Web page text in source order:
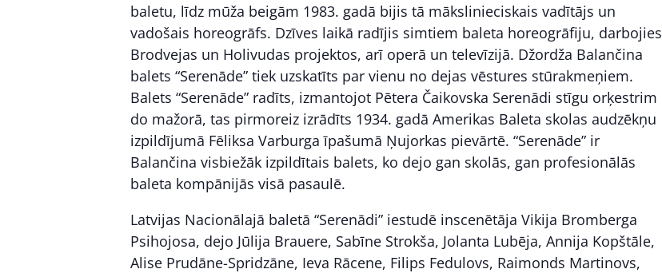
baletu, līdz mūža beigām 1983. gadā bijis tā mākslinieciskais vadītājs un
vadošais horeogrāfs. Dzīves laikā radījis simtiem baleta horeogrāfiju, darbojies
Brodvejas un Holivudas projektos, arī operā un televīzijā. Džordža Balančina
balets “Serenāde” tiek uzskatīts par vienu no dejas vēstures stūrakmeņiem.
Balets “Serenāde” radīts, izmantojot Pētera Čaikovska Serenādi stīgu orķestrim
do mažorā, tas pirmoreiz izrādīts 1934. gadā Amerikas Baleta skolas audzēkņu
izpildījumā Fēliksa Varburga īpašumā Ņujorkas pievārtē. “Serenāde” ir
Balančina visbiežāk izpildītais balets, ko dejo gan skolās, gan profesionālās
baleta kompānijās visā pasaulē.
Latvijas Nacionālajā baletā “Serenādi” iestudē inscenētāja Vikija Bromberga
Psihojosa, dejo Jūlija Brauere, Sabīne Strokša, Jolanta Lubēja, Annija Kopštāle,
Alise Prudāne-Spridzāne, Ieva Rācene, Filips Fedulovs, Raimonds Martinovs,